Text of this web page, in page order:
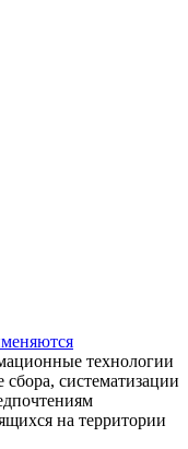
технологии
систематизации
на территории